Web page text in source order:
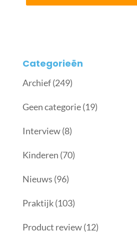
Categorieën
Archief(249)
Geen categorie(19)
Interview(8)
Kinderen (70)
Nieuws (96)
Praktijk(103)
Product review(12)